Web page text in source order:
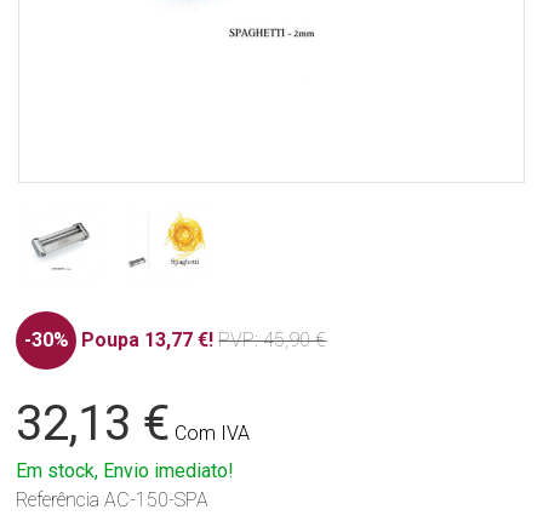
-30% Poupa 13,77 €! PVP: 45,90 €
32,13 € Com IVA
Em stock, Envio imediato!
Referência AC-150-SPA